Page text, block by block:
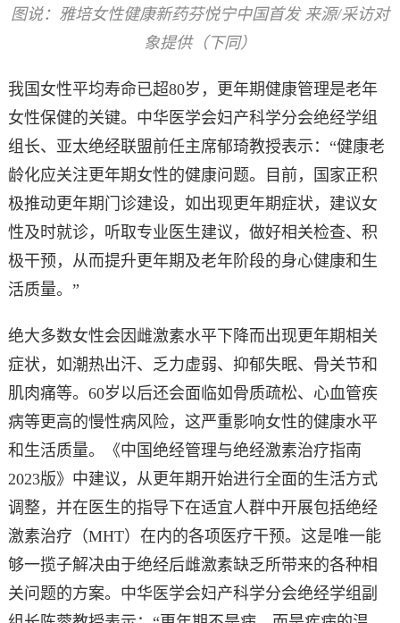
图说：雅培女性健康新药芬悦宁中国首发 来源/采访对
象提供（下同）
我国女性平均寿命已超80岁，更年期健康管理是老年
女性保健的关键。中华医学会妇产科学分会绝经学组
组长、亚太绝经联盟前任主席郁琦教授表示：“健康老
龄化应关注更年期女性的健康问题。目前，国家正积
极推动更年期门诊建设，如出现更年期症状，建议女
性及时就诊，听取专业医生建议，做好相关检查、积
极干预，从而提升更年期及老年阶段的身心健康和生
活质量。”
绝大多数女性会因雌激素水平下降而出现更年期相关
症状，如潮热出汗、乏力虚弱、抑郁失眠、骨关节和
肌肉痛等。60岁以后还会面临如骨质疏松、心血管疾
病等更高的慢性病风险，这严重影响女性的健康水平
和生活质量。《中国绝经管理与绝经激素治疗指南
2023版》中建议，从更年期开始进行全面的生活方式
调整，并在医生的指导下在适宜人群中开展包括绝经
激素治疗（MHT）在内的各项医疗干预。这是唯一能
够一揽子解决由于绝经后雌激素缺乏所带来的各种相
关问题的方案。中华医学会妇产科学分会绝经学组副